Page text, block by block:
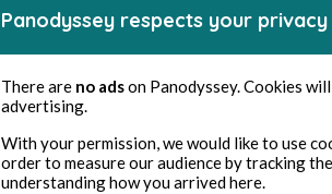
vous contrepetez Bernard!
Luce
1 year ago
encore un mâlotru!
Panodyssey respects your privacy
There are no adson Panodyssey. Cookies
advertising.
With your permission, we would like to use
order to measure our audience by tracking
understanding how you arrived here.